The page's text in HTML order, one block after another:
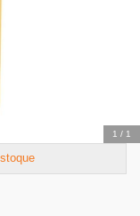
1 / 1